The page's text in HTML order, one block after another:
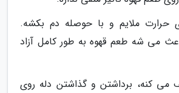
حرارت ملایم و با حوصله دم بکشه.
می شه طعم قهوه به طور کامل آزاد
می کنه، برداشتن و گذاشتن دله روی